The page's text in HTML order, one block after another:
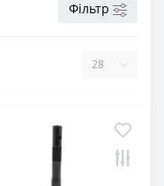
Фільтр